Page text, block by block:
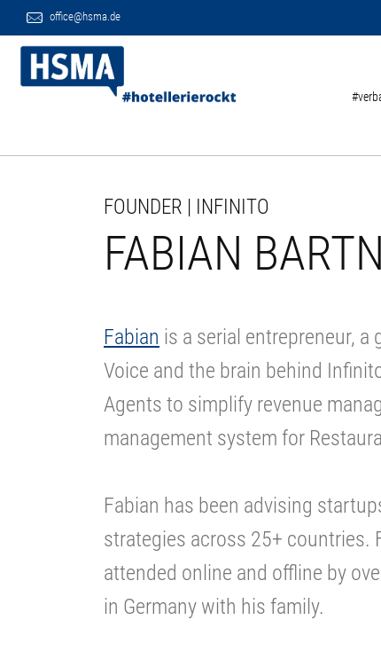
office@hsma.de
FOUNDER | INFINITO
FABIAN
Fabian is a serial entrepreneur, a
Voice and the brain behind
Agents to simplify revenue
management system for
Fabian has been advising
strategies across 25+ countries.
attended online and offline by
in Germany with his family.